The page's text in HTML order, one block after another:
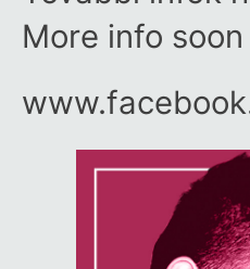
More info